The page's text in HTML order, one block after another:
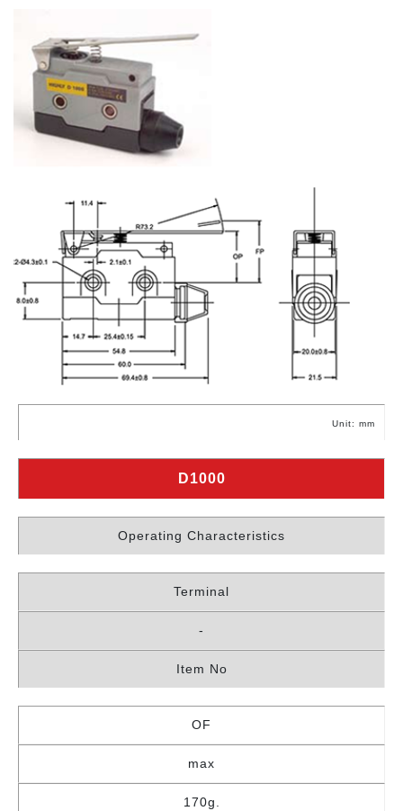
Unit: mm
D1000
Operating Characteristics
Terminal
-
Item No
OF
max
170g.